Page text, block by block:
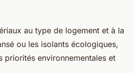
au type de logement et à la
ou les isolants écologiques,
environnementales et